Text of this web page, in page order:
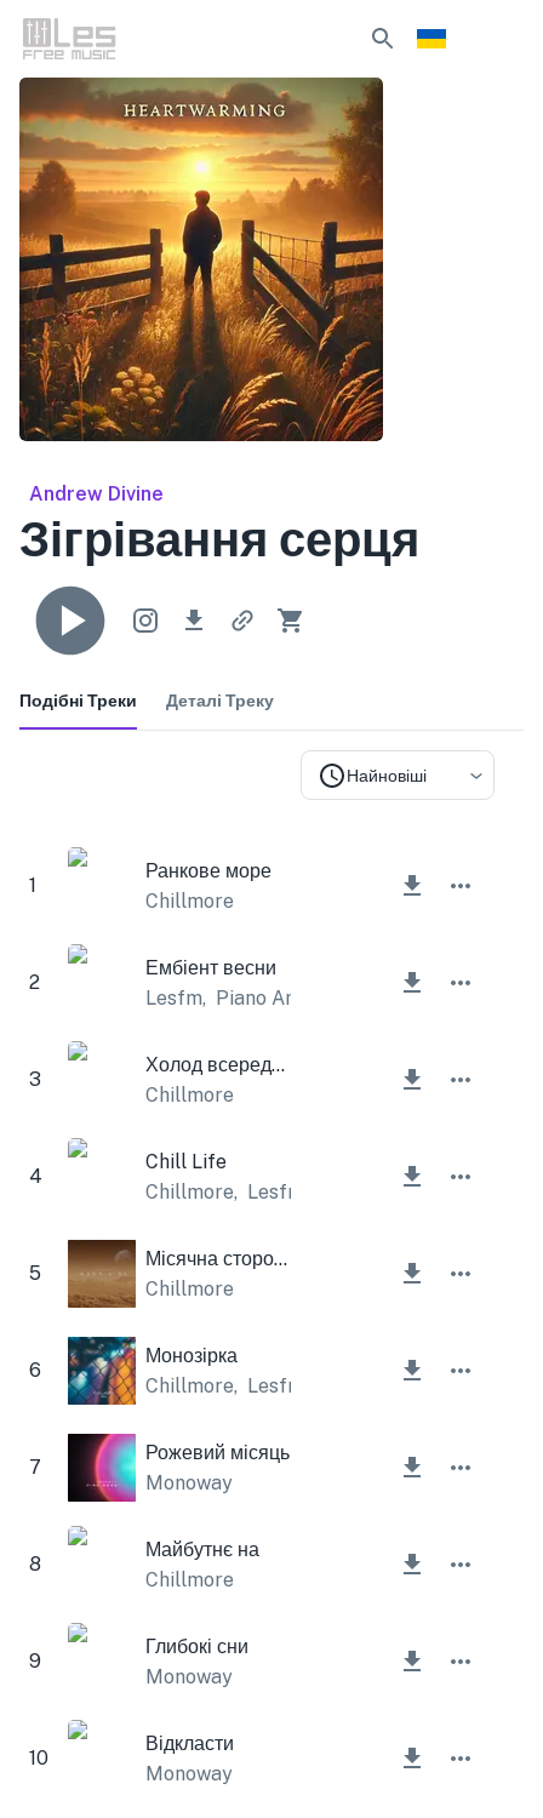
Andrew Divine
Зігрівання серця
Подібні Треки Деталі Треку
Найновіші
1
Ранкове море
Chillmore
2
Ембіент весни
Lesfm, Piano Amor
3
Холод всередині
Chillmore
4
Chill Life
Chillmore, Lesfm
5
Місячна сторона
Chillmore
6
Монозірка
Chillmore, Lesfm
7
Рожевий місяць
Monoway
8
Майбутнє на
Chillmore
9
Глибокі сни
Monoway
10
Відкласти
Monoway